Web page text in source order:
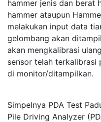
hammer jenis dan berat
hammer ataupun
melakukan input data
gelombang akan
akan mengkalibrasi
sensor telah terkalibrasi
di monitor/ditampilkan.
Simpelnya PDA Test
Pile Driving Analyzer